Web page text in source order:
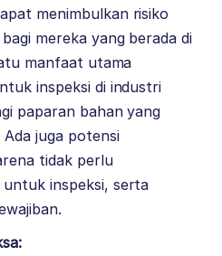
menimbulkan risiko
mereka yang berada di
manfaat utama
inspeksi di industri
paparan bahan yang
juga potensi
tidak perlu
inspeksi, serta